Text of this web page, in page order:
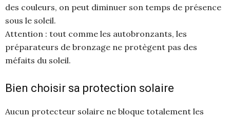
des couleurs, on peut diminuer son temps de présence
sous le soleil.
Attention : tout comme les autobronzants, les
préparateurs de bronzage ne protègent pas des
méfaits du soleil.
Bien choisir sa protection solaire
Aucun protecteur solaire ne bloque totalement les